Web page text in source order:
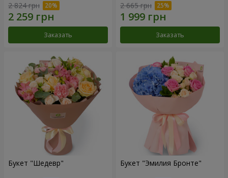
2 824 грн
Заказать
2 665 грн
Заказать
Букет "Шедевр" Букет "Эмилия Бронте"